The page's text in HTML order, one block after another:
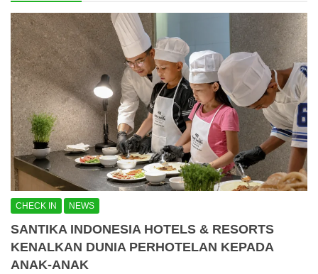
CHECK IN NEWS
SANTIKA INDONESIA HOTELS & RESORTS
KENALKAN DUNIA PERHOTELAN KEPADA
ANAK-ANAK